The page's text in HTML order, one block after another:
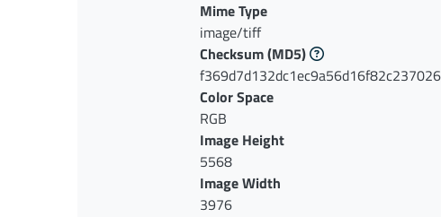
Mime Type
image/tiff
Checksum(MD5)
f369d7d132dc1ec9a56d16f82c237026
Color Space
RGB
Image Height
5568
Image Width
3976